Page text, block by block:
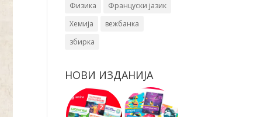
Физика
Француски јазик
Хемија
вежбанка
збирка
НОВИ ИЗДАНИЈА